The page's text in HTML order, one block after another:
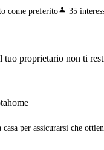
come preferitoperson 35
tuo proprietario non ti
per assicurarsi che